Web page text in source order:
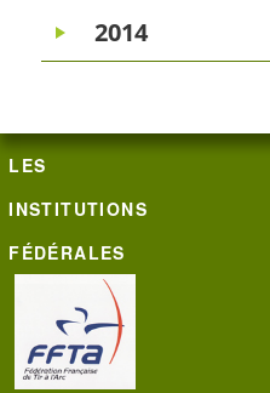
2014
LES
INSTITUTIONS
FÉDÉRALES